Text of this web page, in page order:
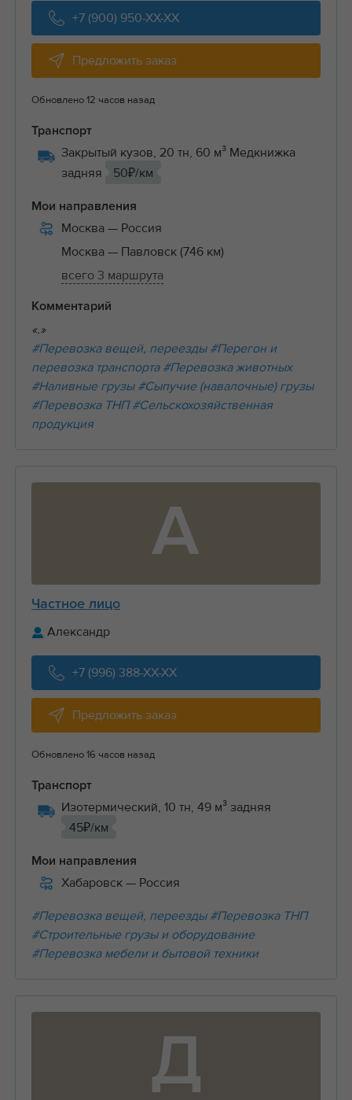
+7 (900) 950-XX-XX
Предложить заказ
Обновлено 12 часов назад
Транспорт
Закрытый кузов, 20 тн, 60 м³ Медкнижка
задняя
50₽/км
Мои направления
Москва — Россия
Москва — Павловск (746 км)
всего 3 маршрута
Комментарий
«.»
#Перевозка вещей, переезды #Перегон и
перевозка транспорта #Перевозка животных
#Наливные грузы #Сыпучие (навалочные) грузы
#Перевозка ТНП #Сельскохозяйственная
продукция
А
Частное лицо
Александр
+7 (996) 388-XX-XX
Предложить заказ
Обновлено 16 часов назад
Транспорт
Изотермический, 10 тн, 49 м³ задняя
45₽/км
Мои направления
Хабаровск — Россия
#Перевозка вещей, переезды #Перевозка ТНП
#Строительные грузы и оборудование
#Перевозка мебели и бытовой техники
Д